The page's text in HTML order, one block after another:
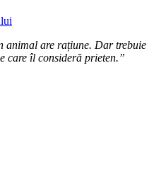
animal are rațiune. Dar trebuie
care îl consideră prieten.”